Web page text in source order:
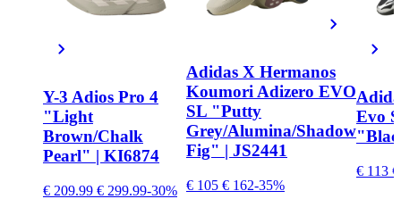
Y-3 Adios Pro 4
"Light
Brown/Chalk
Pearl" | KI6874
€ 209.99 € 299.99-30%
Adidas X Hermanos
Koumori Adizero EVO
SL "Putty
Grey/Alumina/Shadow
Fig" | JS2441
€ 105 € 162-35%
Evo
€ 113